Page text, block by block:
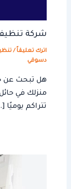
شركة
اترك تعليقاً /
دسوقي
هل تبحث عن
منزلك في
تتراكم يوميًا